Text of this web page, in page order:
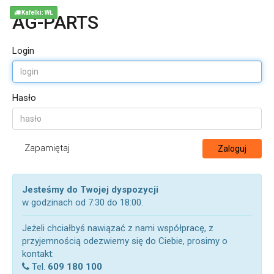
AG-PARTS
Login
Hasło
Zapamiętaj Zaloguj
Jesteśmy do Twojej dyspozycji
w godzinach od 7:30 do 18:00.
Jeżeli chciałbyś nawiązać z nami współpracę, z
przyjemnością odezwiemy się do Ciebie, prosimy o
kontakt:
Tel. 609 180 100
Kafelki: WŁ